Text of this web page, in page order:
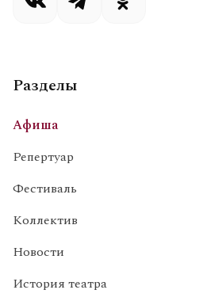
Разделы
Афиша
Репертуар
Фестиваль
Коллектив
Новости
История театра